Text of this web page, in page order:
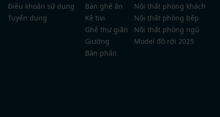
Điều khoản sử dụng
Tuyển dụng
Bàn ghế ăn
Kệ tivi
Ghế thư giãn
Giường
Bàn phấn
Nội thất phòng khách
Nội thất phòng bếp
Nội thất phòng ngủ
Model đồ rời 2025